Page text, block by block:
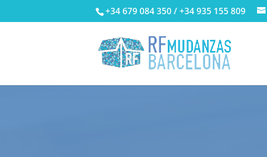
+34 679 084 350 / +34 935 155 809